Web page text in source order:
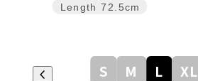
Length 72.5cm
S M L XL